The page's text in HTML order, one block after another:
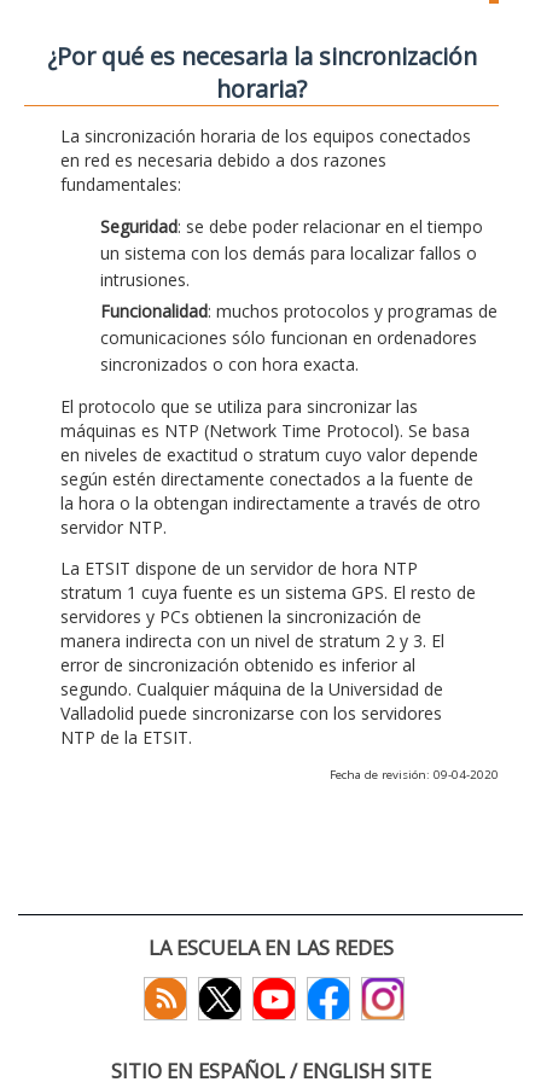
¿Por qué es necesaria la sincronización
horaria?
La sincronización horaria de los equipos conectados
en red es necesaria debido a dos razones
fundamentales:
Seguridad: se debe poder relacionar en el tiempo
un sistema con los demás para localizar fallos o
intrusiones.
Funcionalidad: muchos protocolos y programas de
comunicaciones sólo funcionan en ordenadores
sincronizados o con hora exacta.
El protocolo que se utiliza para sincronizar las
máquinas es NTP (Network Time Protocol). Se basa
en niveles de exactitud o stratum cuyo valor depende
según estén directamente conectados a la fuente de
la hora o la obtengan indirectamente a través de otro
servidor NTP.
La ETSIT dispone de un servidor de hora NTP
stratum 1 cuya fuente es un sistema GPS. El resto de
servidores y PCs obtienen la sincronización de
manera indirecta con un nivel de stratum 2 y 3. El
error de sincronización obtenido es inferior al
segundo. Cualquier máquina de la Universidad de
Valladolid puede sincronizarse con los servidores
NTP de la ETSIT.
Fecha de revisión: 09-04-2020
LA ESCUELA EN LAS REDES
SITIO EN ESPAÑOL / ENGLISH SITE